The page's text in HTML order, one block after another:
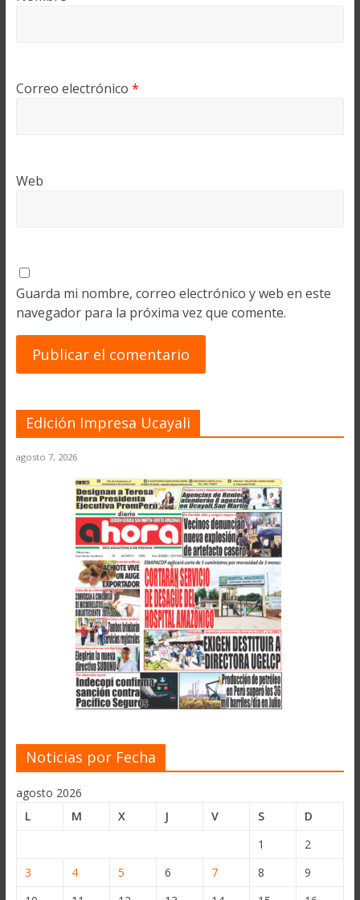
Correo electrónico *
Web
Guarda mi nombre, correo electrónico y web en este
navegador para la próxima vez que comente.
Edición Impresa Ucayali
agosto 7, 2026
Noticias por Fecha
agosto 2026
L
M X J V S
D
1
2
3
4 5 6 7 8
9